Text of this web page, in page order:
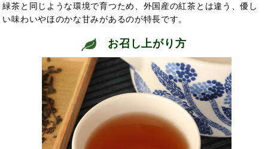
緑茶と同じような環境で育つため、外国産の紅茶とは違う、優し
い味わいやほのかな甘みがあるのが特長です。
お召し上がり方